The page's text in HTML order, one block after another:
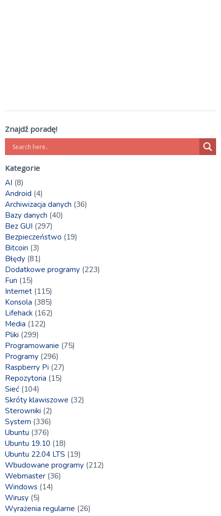
Znajdź poradę!
Kategorie
AI (8)
Android (4)
Archiwizacja danych (36)
Bazy danych (40)
Bez GUI (297)
Bezpieczeństwo (19)
Bitcoin (3)
Błędy (81)
Dodatkowe programy (223)
Fun (15)
Internet (115)
Konsola (385)
Lifehack (162)
Media (122)
Pliki (299)
Programowanie (75)
Programy (296)
Raspberry Pi (27)
Repozytoria (15)
Sieć (104)
Skróty klawiszowe (32)
Sterowniki (2)
System (336)
Ubuntu (376)
Ubuntu 19.10 (18)
Ubuntu 22.04 LTS (19)
Wbudowane programy (212)
Webmaster (36)
Windows (14)
Wirusy (5)
Wyrażenia regularne (26)